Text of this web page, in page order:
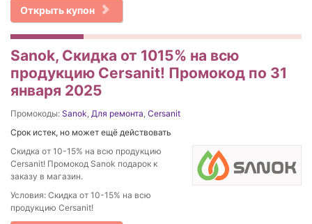
Открыть купон
Sanok, Скидка от 1015% на вcю
продукцию Cersanit! Промокод по 31
января 2025
Промокоды: Sanok, Для ремонта, Cersanit
Срок истек, но может ещё действовать
Скидка от 10-15% на вcю продукцию
Cersanit! Промокод Sanok подарок к
заказу в магазин.
Условия: Скидка от 10-15% на вcю
продукцию Cersanit!